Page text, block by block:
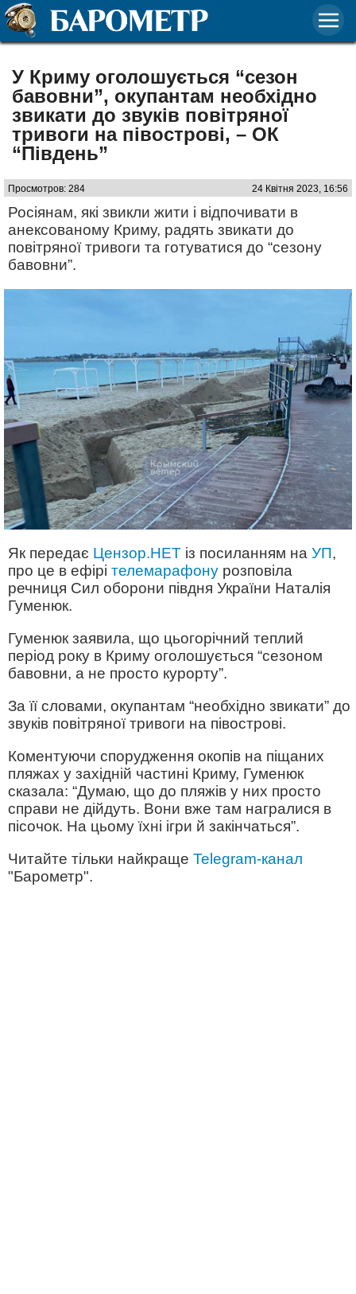
У Криму оголошується “сезон
бавовни”, окупантам необхідно
звикати до звуків повітряної
тривоги на півострові, – ОК
“Південь”
Просмотров: 284 24 Квітня 2023, 16:56
Росіянам, які звикли жити і відпочивати в
анексованому Криму, радять звикати до
повітряної тривоги та готуватися до “сезону
бавовни”.
Як передає Цензор.НЕТ із посиланням на УП,
про це в ефірі телемарафону розповіла
речниця Сил оборони півдня України Наталія
Гуменюк.
Гуменюк заявила, що цьогорічний теплий
період року в Криму оголошується “сезоном
бавовни, а не просто курорту”.
За її словами, окупантам “необхідно звикати” до
звуків повітряної тривоги на півострові.
Коментуючи спорудження окопів на піщаних
пляжах у західній частині Криму, Гуменюк
сказала: “Думаю, що до пляжів у них просто
справи не дійдуть. Вони вже там награлися в
пісочок. На цьому їхні ігри й закінчаться”.
Читайте тільки найкраще Telegram-канал
"Барометр".